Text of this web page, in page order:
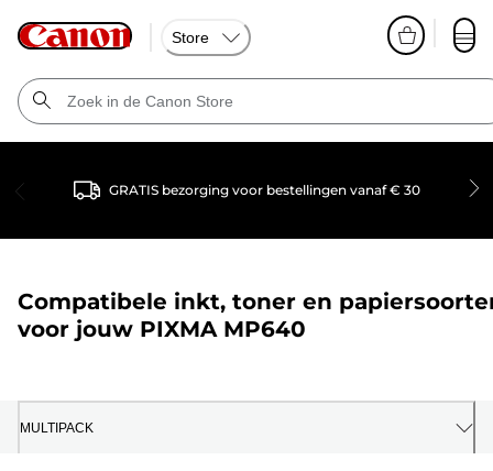
Store
GRATIS bezorging voor bestellingen vanaf € 30
Compatibele inkt, toner en
voor jouw PIXMA MP640
MULTIPACK